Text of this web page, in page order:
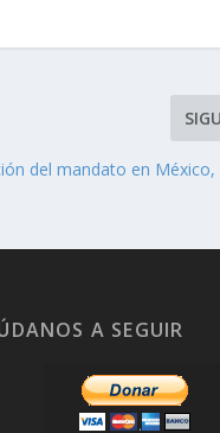
del mandato en
A SEGUIR